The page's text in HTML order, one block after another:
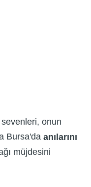
sevenleri, onun
Bursa'da anılarını
müjdesini